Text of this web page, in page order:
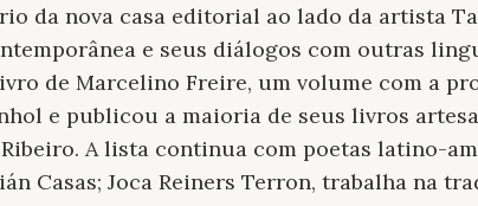
da nova casa editorial ao lado da artista
e seus diálogos com outras
de Marcelino Freire, um volume com a
e publicou a maioria de seus livros
A lista continua com poetas latino-
Casas; Joca Reiners Terron, trabalha na